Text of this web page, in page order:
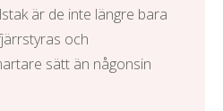
är de inte längre bara
och
sätt än någonsin